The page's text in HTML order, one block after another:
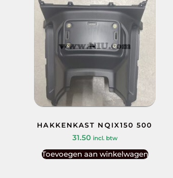
HAKKENKAST NQIX150 500
31.50 incl. btw
Toevoegen aan winkelwagen